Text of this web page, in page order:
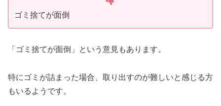
ゴミ捨てが面倒
「ゴミ捨てが面倒」という意見もあります。
特にゴミが詰まった場合、取り出すのが難しいと感じる方
もいるようです。